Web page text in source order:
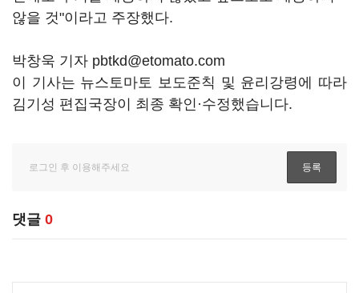
않을 것"이라고 주장했다.
박창욱 기자 pbtkd@etomato.com
이 기사는 뉴스토마토 보도준칙 및 윤리강령에 따라
김기성 편집국장이 최종 확인·수정했습니다.
댓글 0